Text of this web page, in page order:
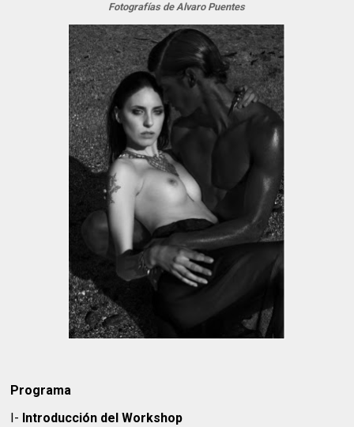
Fotografías de Alvaro Puentes
Programa
I- Introducción del Workshop